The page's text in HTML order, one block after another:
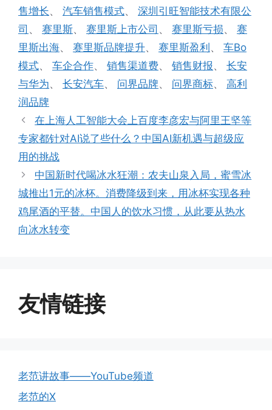
售增长、 汽车销售模式、 深圳引旺智能技术有限公
司 、 赛里斯、 赛里斯上市公司 、 赛里斯亏损、 赛
里斯出海、 赛里斯品牌提升、 赛里斯盈利 、 车Bo
模式、 车企合作、 销售渠道费、 销售财报、 长安
与华为、 长安汽车、 问界品牌、 问界商标、 高利
润品牌
在上海人工智能大会上百度李彦宏与阿里王坚等
专家都针对AI说了些什么？中国AI新机遇与超级应
用的挑战
中国新时代喝冰水狂潮：农夫山泉入局，蜜雪冰
城推出1元的冰杯。消费降级到来，用冰杯实现各种
鸡尾酒的平替。中国人的饮水习惯，从此要从热水
向冰水转变
友情链接
老范讲故事——YouTube频道
老范的X